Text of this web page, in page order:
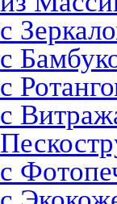
с
с
с
с
с